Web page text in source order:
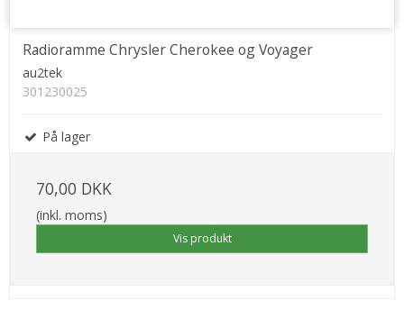
Radioramme Chrysler Cherokee og Voyager
au2tek
301230025
På lager
70,00 DKK
(inkl. moms)
Vis produkt